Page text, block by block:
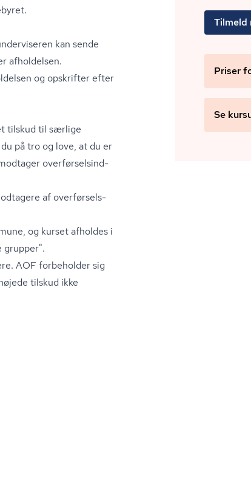
kan sende
afholdelsen.
og opskrifter efter
tilskud til særlige
på tro og love, at du er
over­før­sels­ind­
af over­før­sels­
og kurset afholdes i
grupper".
AOF forbeholder sig
tilskud ikke
Tilmeld
Priser
Se